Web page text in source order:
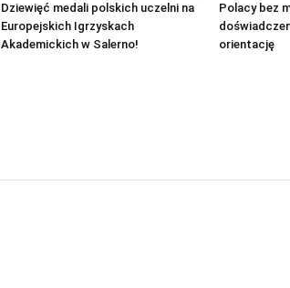
Dziewięć medali polskich uczelni na
Europejskich Igrzyskach
Akademickich w Salerno!
Polacy bez
orientację